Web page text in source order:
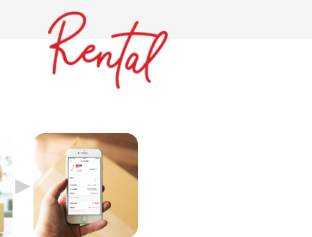
▶︎